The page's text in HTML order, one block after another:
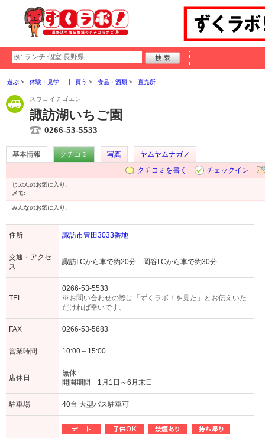
遊ぶ 体験・見学 買う 食品・酒類 直売所
スワコイチゴエン
諏訪湖いちご園
0266-53-5533
基本情報 クチコミ 写真
ヤムヤムナガノ
クチコミを書く
チェックイン
じぶんのお気に入り:
メモ:
みんなのお気に入り:
住所 諏訪市豊田3033番地
交通・アクセ
ス
諏訪I.Cから車で約20分 岡谷I.Cから車で約30分
TEL
0266-53-5533
※お問い合わせの際は「ずくラボ！を見た」とお伝えいた
だければ幸いです。
FAX 0266-53-5683
営業時間 10:00～15:00
店休日
無休
開園期間 1月1日～6月末日
駐車場 40台 大型バス駐車可